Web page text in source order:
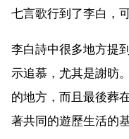
七言歌行到了李白，
李白詩中很多地方提
示追慕，尤其是謝昉
的地方，而且最後葬
著共同的遊歷生活的